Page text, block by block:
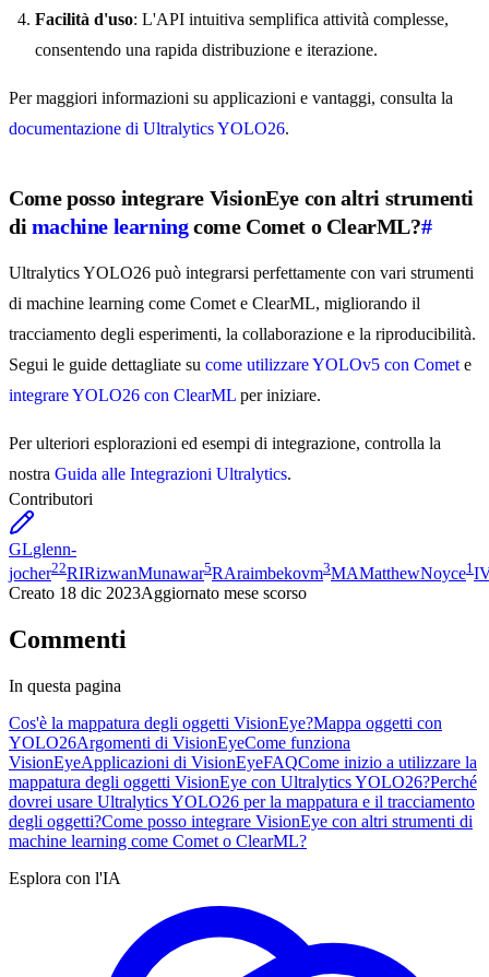
Facilità d'uso: L'API intuitiva semplifica attività complesse,
consentendo una rapida distribuzione e iterazione.
Per maggiori informazioni su applicazioni e vantaggi, consulta la
documentazione di Ultralytics YOLO26.
Come posso integrare VisionEye con altri strumenti
di machine learningcome Comet o ClearML?#
Ultralytics YOLO26 può integrarsi perfettamente con vari strumenti
di machine learning come Comet e ClearML, migliorando il
tracciamento degli esperimenti, la collaborazione e la riproducibilità.
Segui le guide dettagliate su come utilizzare YOLOv5 con Comet e
integrare YOLO26 con ClearML per iniziare.
Per ulteriori esplorazioni ed esempi di integrazione, controlla la
nostra Guida alle Integrazioni Ultralytics.
Contributori
GLglenn-
jocher22RIRizwanMunawar5RAraimbekovm3MAMatthewNoyce1
Creato 18 dic 2023Aggiornato mese scorso
Commenti
In questa pagina
Cos'è la mappatura degli oggetti VisionEye?Mappa oggetti con
YOLO26Argomenti di VisionEyeCome funziona
VisionEyeApplicazioni di VisionEyeFAQCome inizio a utilizzare la
mappatura degli oggetti VisionEye con Ultralytics YOLO26?Perché
dovrei usare Ultralytics YOLO26 per la mappatura e il tracciamento
degli oggetti?Come posso integrare VisionEye con altri strumenti di
machine learning come Comet o ClearML?
Esplora con l'IA